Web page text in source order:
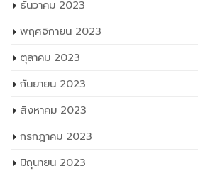
ธันวาคม 2023
พฤศจิกายน 2023
ตุลาคม 2023
กันยายน 2023
สิงหาคม 2023
กรกฎาคม 2023
มิถุนายน 2023